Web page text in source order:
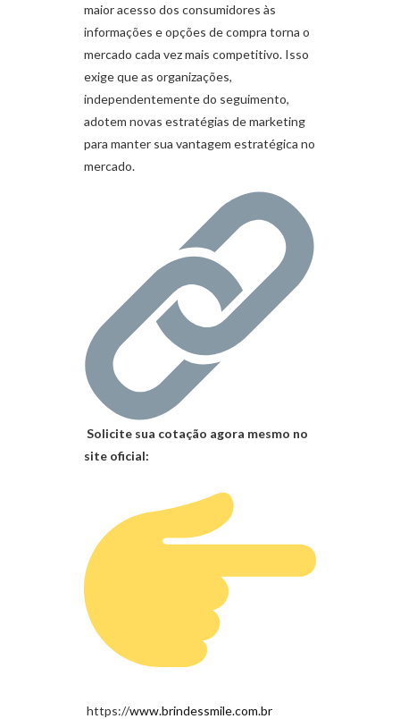
maior acesso dos consumidores às
informações e opções de compra torna o
mercado cada vez mais competitivo. Isso
exige que as organizações,
independentemente do seguimento,
adotem novas estratégias de marketing
para manter sua vantagem estratégica no
mercado.
Solicite sua cotação agora mesmo no
site oficial:
https://www.brindessmile.com.br